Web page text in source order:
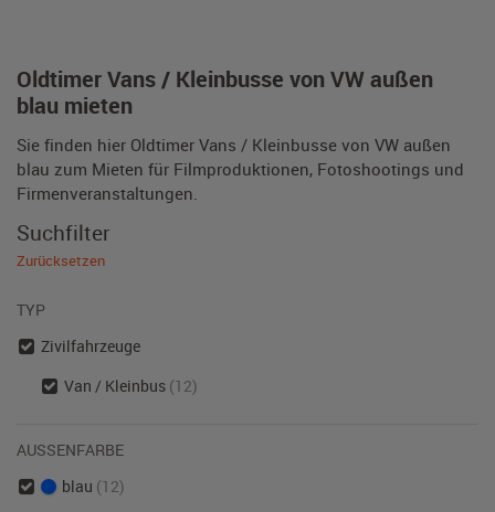
Oldtimer Vans / Kleinbusse von VW außen
blau mieten
Sie finden hier Oldtimer Vans / Kleinbusse von VW außen
blau zum Mieten für Filmproduktionen, Fotoshootings und
Firmenveranstaltungen.
Suchfilter
Zurücksetzen
TYP
Zivilfahrzeuge
Van / Kleinbus (12)
AUSSENFARBE
blau (12)